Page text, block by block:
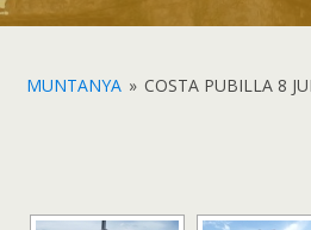
MUNTANYA » COSTA PUBILLA 8